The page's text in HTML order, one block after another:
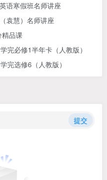
语寒假班名师讲座
袁慧）名师讲座
精品课
完必修1半年卡（人教版）
完选修6（人教版）
提交